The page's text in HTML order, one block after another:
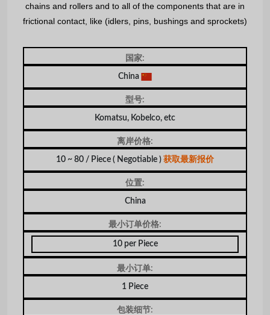
chains and rollers and to all of the components that are in
frictional contact, like (idlers, pins, bushings and sprockets)
国家:
China
型号:
Komatsu, Kobelco, etc
离岸价格:
10 ~ 80 / Piece ( Negotiable ) 获取最新报价
位置:
China
最小订单价格:
10 per Piece
最小订单:
1 Piece
包装细节: